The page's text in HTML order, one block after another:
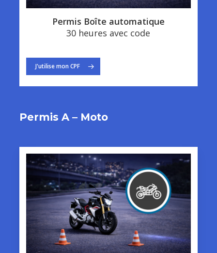
Permis Boîte automatique
30 heures avec code
J'utilise mon CPF
Permis A – Moto